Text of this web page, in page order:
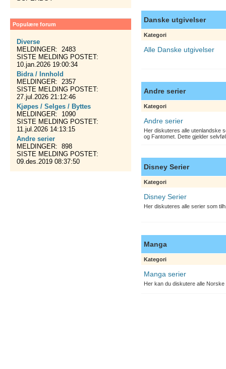
Populære forum
Diverse
MELDINGER: 2483
SISTE MELDING POSTET:
10.jan.2026 19:00:34
Bidra / Innhold
MELDINGER: 2357
SISTE MELDING POSTET:
27.jul.2026 21:12:46
Kjøpes / Selges / Byttes
MELDINGER: 1090
SISTE MELDING POSTET:
11.jul.2026 14:13:15
Andre serier
MELDINGER: 898
SISTE MELDING POSTET:
09.des.2019 08:37:50
Danske utgivelser
Kategori
Alle Danske utgivelser
Andre serier
Kategori
Andre serier
Her diskuteres alle utenlandske
og Fantomet. Dette gjelder
Disney Serier
Kategori
Disney Serier
Her diskuteres alle serier som
Manga
Kategori
Manga serier
Her kan du diskutere alle Norske